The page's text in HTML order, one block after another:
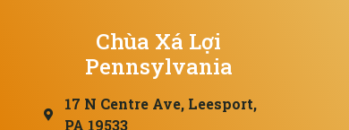
Chùa Xá Lợi
Pennsylvania
17 N Centre Ave, Leesport,
PA 19533